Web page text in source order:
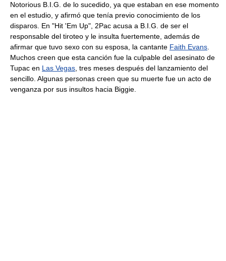
Notorious B.I.G. de lo sucedido, ya que estaban en ese momento
en el estudio, y afirmó que tenía previo conocimiento de los
disparos. En "Hit 'Em Up", 2Pac acusa a B.I.G. de ser el
responsable del tiroteo y le insulta fuertemente, además de
afirmar que tuvo sexo con su esposa, la cantante Faith Evans
Muchos creen que esta canción fue la culpable del asesinato de
Tupac en Las Vegas , tres meses después del lanzamiento del
sencillo. Algunas personas creen que su muerte fue un acto de
venganza por sus insultos hacia Biggie.